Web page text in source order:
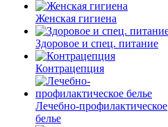
Женская гигиена
Здоровое и спец. питание
Контрацепция
Лечебно-профилактическое
белье